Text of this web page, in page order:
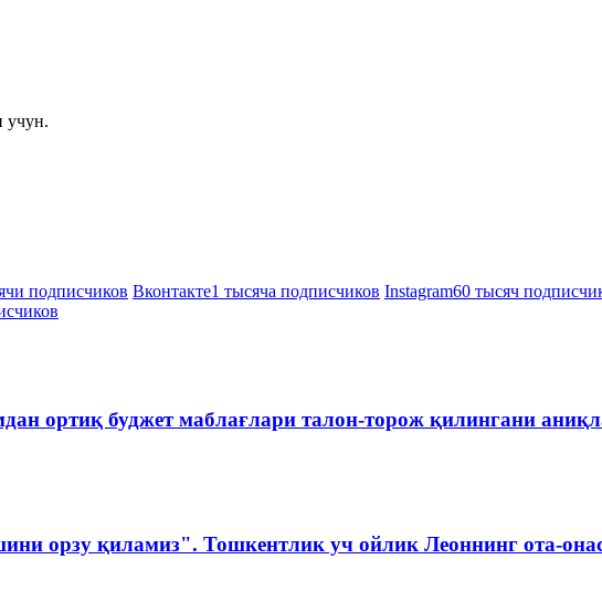
учун.
подписчиков Вконтакте1 тысяча подписчиков Instagram60 тысяч
ортиқ буджет маблағлари талон-торож қилингани
орзу қиламиз". Тошкентлик уч ойлик Леоннинг ота-